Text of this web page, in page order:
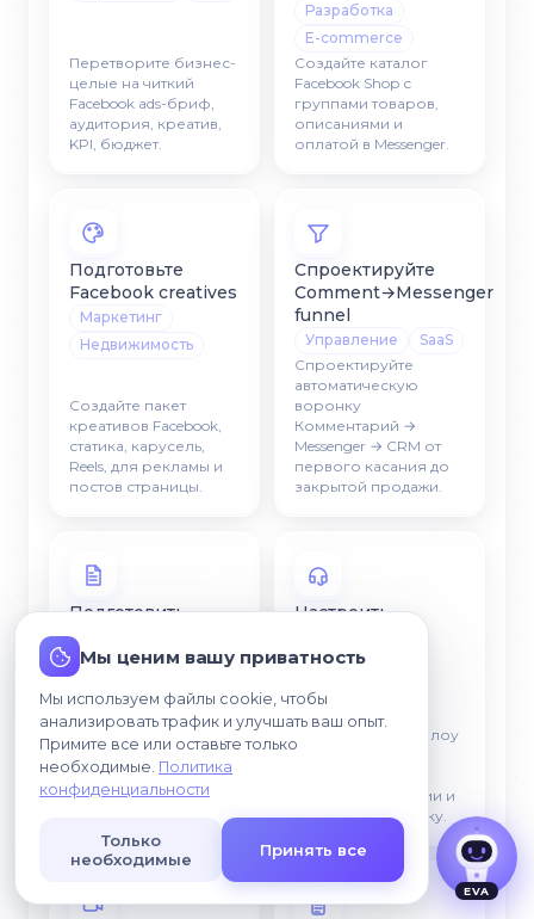
Перетворите бизнес-
целые на читкий
Facebook ads-бриф,
аудитория, креатив,
KPI, бюджет.
Разработка
E-commerce
Создайте каталог
Facebook Shop с
группами товаров,
описаниями и
оплатой в Messenger.
Подготовьте
Facebook creatives
Маркетинг
Недвижимость
Создайте пакет
креативов Facebook,
статика, карусель,
Reels, для рекламы и
постов страницы.
Спроектируйте
Comment→Messenger
funnel
Управление
SaaS
Спроектируйте
автоматическую
воронку
Комментарий →
Messenger → CRM от
первого касания до
закрытой продажи.
Подготовить
Messenger offer
Продажи
Создайте готовый для
Messenger оффер, хук,
социальное
доказательство, цены
и оплата в один клик.
Настроить
support
Сервисы
Спроектируйте флоу
поддержки в
правила эскалации и
передача человеку.
EVA
Согласен, что мои данные могут
обрабатываться для связи со мной.
Мы ценим вашу приватность
Мы используем файлы cookie, чтобы
анализировать трафик и улучшать ваш опыт.
Примите все или оставьте только
необходимые. Политика
конфиденциальности
Только
необходимые
Принять все